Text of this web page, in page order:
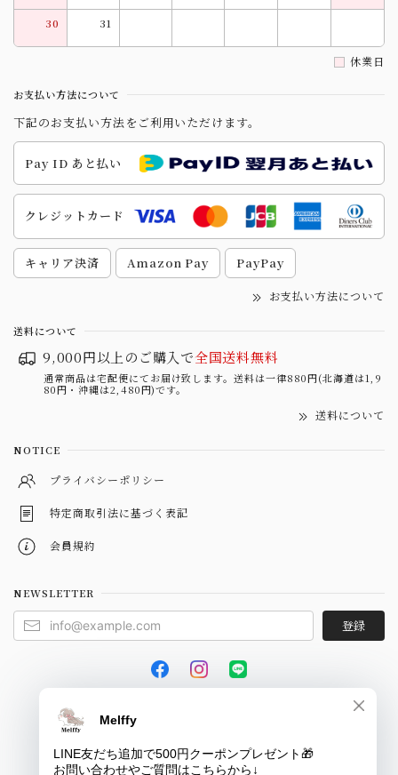
30 31
休業日
お支払い方法について
下記のお支払い方法をご利用いただけます。
Pay ID あと払い
クレジットカード
キャリア決済 Amazon Pay PayPay
お支払い方法について
送料について
9,000円以上のご購入で全国送料無料
通常商品は宅配便にてお届け致します。送料は一律880円(北海道は1,9
80円・沖縄は2,480円)です。
送料について
NOTICE
プライバシーポリシー
特定商取引法に基づく表記
会員規約
NEWSLETTER
登録